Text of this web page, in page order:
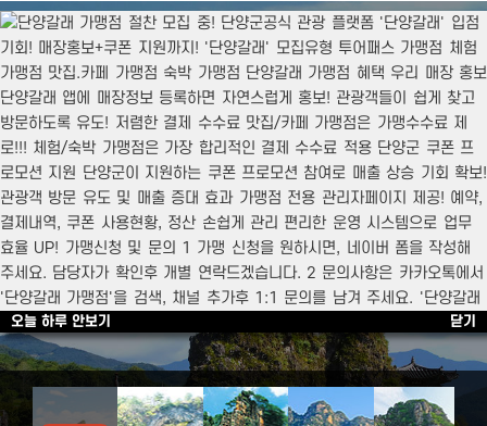
오늘 하루 안보기 닫기
오늘 하루 안보기 닫기
건강한 단양, 살고싶은 단양
남한강의 푸른 물결을
비단삼아 두른도담삼봉
단양팔경 중 가장 많이 사랑받는 세 봉우리 "도담삼봉"